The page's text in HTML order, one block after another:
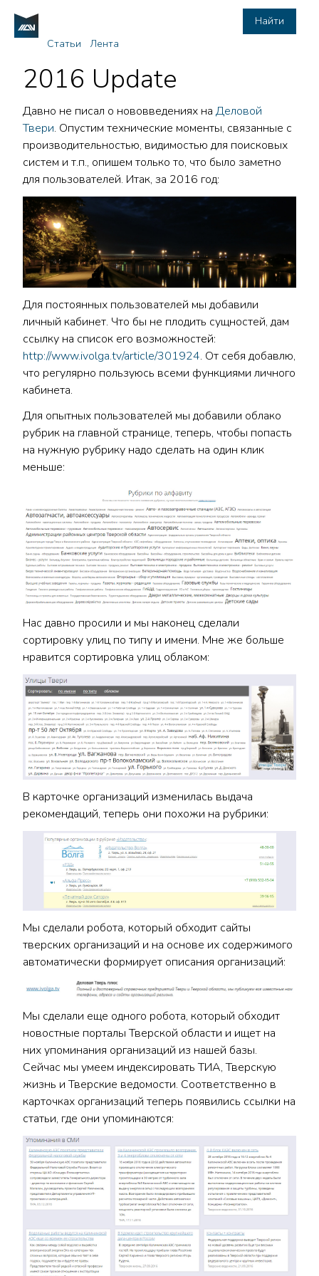
Найти
Статьи
Лента
2016 Update
Давно не писал о нововведениях на Деловой
Твери. Опустим технические моменты, связанные с
производительностью, видимостью для поисковых
систем и т.п., опишем только то, что было заметно
для пользователей. Итак, за 2016 год:
Для постоянных пользователей мы добавили
личный кабинет. Что бы не плодить сущностей, дам
ссылку на список его возможностей:
http://www.ivolga.tv/article/301924. От себя добавлю,
что регулярно пользуюсь всеми функциями личного
кабинета.
Для опытных пользователей мы добавили облако
рубрик на главной странице, теперь, чтобы попасть
на нужную рубрику надо сделать на один клик
меньше:
Нас давно просили и мы наконец сделали
сортировку улиц по типу и имени. Мне же больше
нравится сортировка улиц облаком:
В карточке организаций изменилась выдача
рекомендаций, теперь они похожи на рубрики:
Мы сделали робота, который обходит сайты
тверских организаций и на основе их содержимого
автоматически формирует описания организаций:
Мы сделали еще одного робота, который обходит
новостные порталы Тверской области и ищет на
них упоминания организаций из нашей базы.
Сейчас мы умеем индексировать ТИА, Тверскую
жизнь и Тверские ведомости. Соответственно в
карточках организаций теперь появились ссылки на
статьи, где они упоминаются: